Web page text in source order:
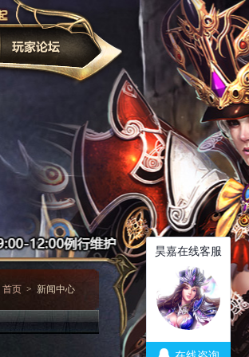
首页 > 新闻中心